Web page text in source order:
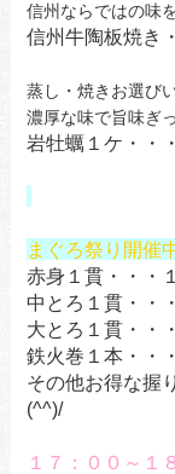
信州ならではの味
信州牛陶板焼き
蒸し・焼きお選び
濃厚な味で旨味ぎ
岩牡蠣１ケ・・
まぐろ祭り開催
赤身１貫・・・
中とろ１貫・・
大とろ１貫・・
鉄火巻１本・・
その他お得な握
(^^)/
１７：００～１